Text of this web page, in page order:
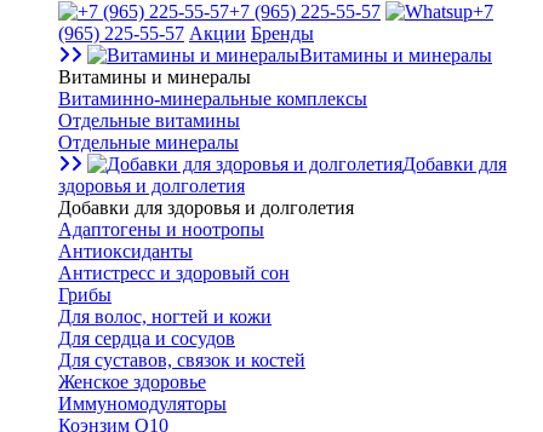
+7 (965) 225-55-57
+7
(965) 225-55-57 Акции Бренды
Витамины и минералы
Витамины и минералы
Витаминно-минеральные комплексы
Отдельные витамины
Отдельные минералы
Добавки для
здоровья и долголетия
Добавки для здоровья и долголетия
Адаптогены и ноотропы
Антиоксиданты
Антистресс и здоровый сон
Грибы
Для волос, ногтей и кожи
Для сердца и сосудов
Для суставов, связок и костей
Женское здоровье
Иммуномодуляторы
Коэнзим Q10